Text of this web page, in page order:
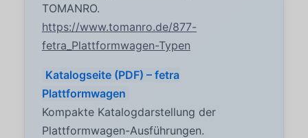
TOMANRO.
https://www.tomanro.de/877-
fetra_Plattformwagen-Typen
Katalogseite (PDF) – fetra
Plattformwagen
Kompakte Katalogdarstellung der
Plattformwagen-Ausführungen.